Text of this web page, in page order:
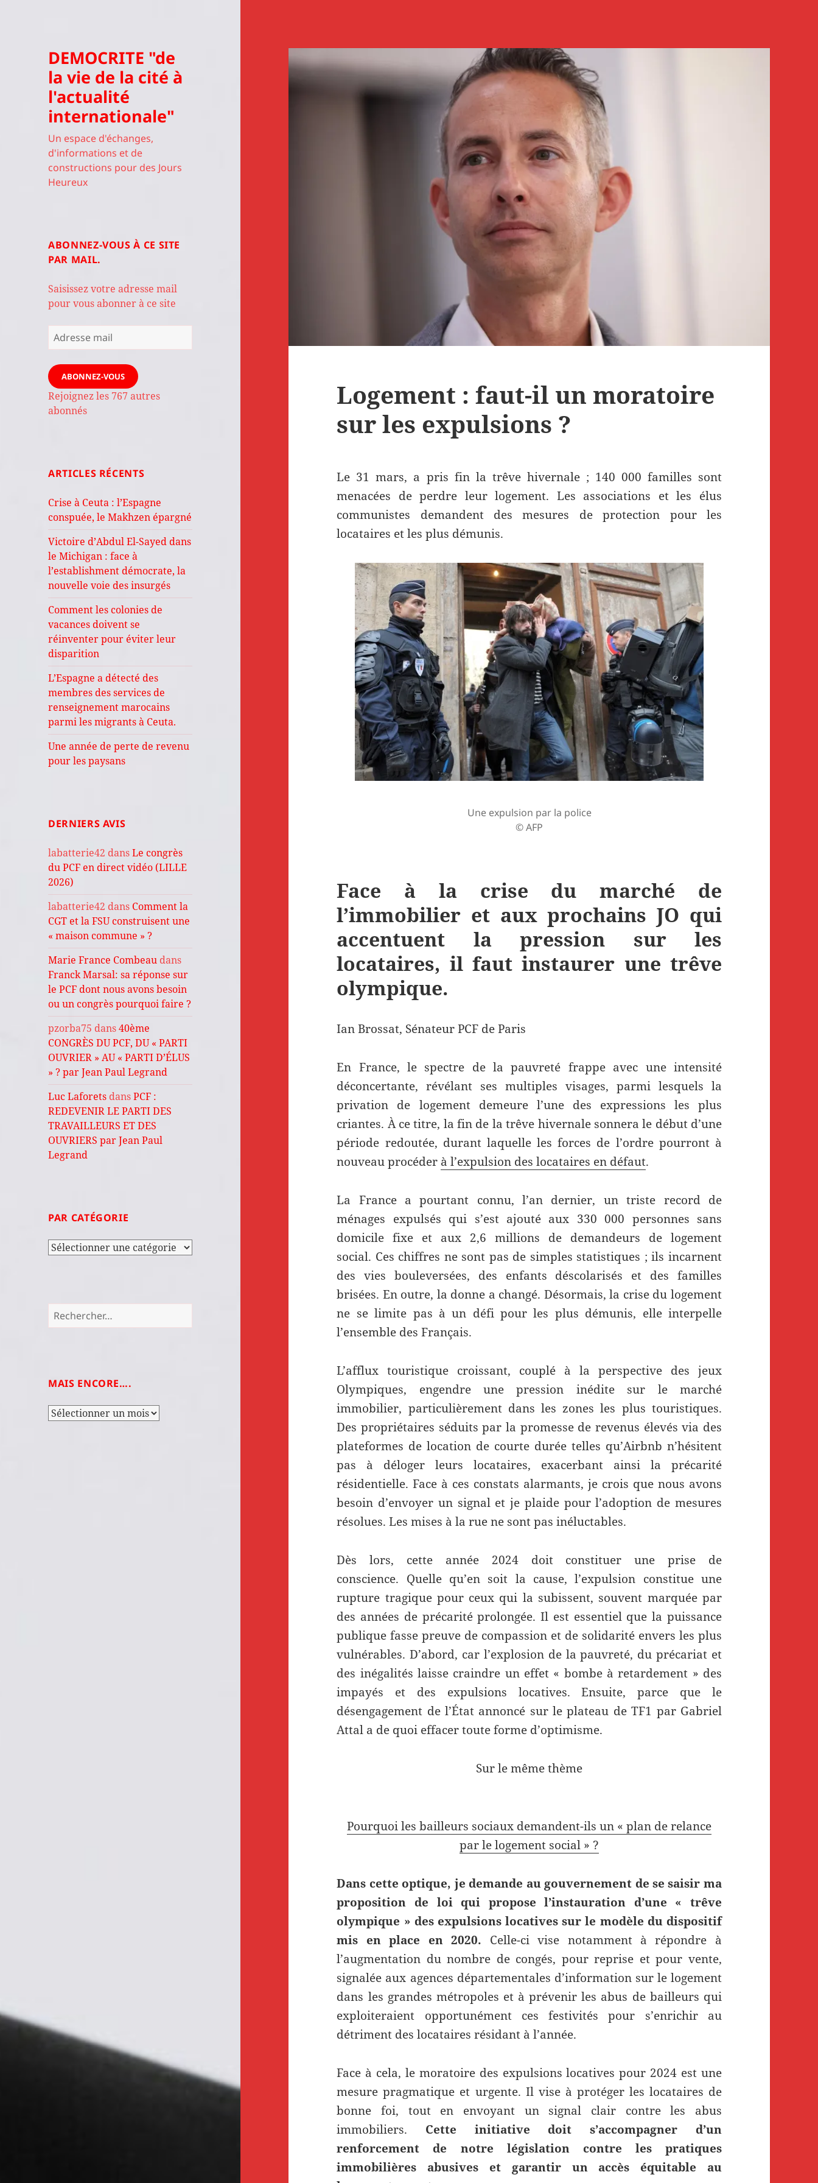
DEMOCRITE "de
la vie de la cité à
l'actualité
internationale"
Un espace d'échanges,
d'informations et de
constructions pour des Jours
Heureux
ABONNEZ-VOUS À CE SITE
PAR MAIL.
Saisissez votre adresse mail
pour vous abonner à ce site
Adresse
mail
ABONNEZ-VOUS
Rejoignez les 767 autres
abonnés
ARTICLES RÉCENTS
Crise à Ceuta : l’Espagne
conspuée, le Makhzen épargné
Victoire d’Abdul El-Sayed dans
le Michigan : face à
l’establishment démocrate, la
nouvelle voie des insurgés
Comment les colonies de
vacances doivent se
réinventer pour éviter leur
disparition
L’Espagne a détecté des
membres des services de
renseignement marocains
parmi les migrants à Ceuta.
Une année de perte de revenu
pour les paysans
DERNIERS AVIS
labatterie42 dansLe congrès
du PCF en direct vidéo (LILLE
2026)
labatterie42 dans Comment la
CGT et la FSU construisent une
« maison commune » ?
Marie France Combeau dans
Franck Marsal: sa réponse sur
le PCF dont nous avons besoin
ou un congrès pourquoi faire ?
pzorba75 dans40ème
CONGRÈS DU PCF, DU « PARTI
OUVRIER » AU « PARTI D’ÉLUS
» ? par Jean Paul Legrand
Luc Laforets dansPCF :
REDEVENIR LE PARTI DES
TRAVAILLEURS ET DES
OUVRIERS par Jean Paul
Legrand
PAR CATÉGORIE
Par
Rechercher :
MAIS ENCORE….
Mais
Logement : faut-il un moratoire
sur les expulsions ?
Le 31 mars, a pris fin la trêve hivernale ; 140 000 familles sont
menacées de perdre leur logement. Les associations et les élus
communistes demandent des mesures de protection pour les
locataires et les plus démunis.
Une expulsion par la police
© AFP
Face à la crise du marché de
l’immobilier et aux prochains JO qui
accentuent la pression sur les
locataires, il faut instaurer une trêve
olympique.
Ian Brossat, Sénateur PCF de Paris
En France, le spectre de la pauvreté frappe avec une intensité
déconcertante, révélant ses multiples visages, parmi lesquels la
privation de logement demeure l’une des expressions les plus
criantes. À ce titre, la fin de la trêve hivernale sonnera le début d’une
période redoutée, durant laquelle les forces de l’ordre pourront à
nouveau procéder à l’expulsion des locataires en défaut.
La France a pourtant connu, l’an dernier, un triste record de
ménages expulsés qui s’est ajouté aux 330 000 personnes sans
domicile fixe et aux 2,6 millions de demandeurs de logement
social. Ces chiffres ne sont pas de simples statistiques ; ils incarnent
des vies bouleversées, des enfants déscolarisés et des familles
brisées. En outre, la donne a changé. Désormais, la crise du logement
ne se limite pas à un défi pour les plus démunis, elle interpelle
l’ensemble des Français.
L’afflux touristique croissant, couplé à la perspective des jeux
Olympiques, engendre une pression inédite sur le marché
immobilier, particulièrement dans les zones les plus touristiques.
Des propriétaires séduits par la promesse de revenus élevés via des
plateformes de location de courte durée telles qu’Airbnb n’hésitent
pas à déloger leurs locataires, exacerbant ainsi la précarité
résidentielle. Face à ces constats alarmants, je crois que nous avons
besoin d’envoyer un signal et je plaide pour l’adoption de mesures
résolues. Les mises à la rue ne sont pas inéluctables.
Dès lors, cette année 2024 doit constituer une prise de
conscience. Quelle qu’en soit la cause, l’expulsion constitue une
rupture tragique pour ceux qui la subissent, souvent marquée par
des années de précarité prolongée. Il est essentiel que la puissance
publique fasse preuve de compassion et de solidarité envers les plus
vulnérables. D’abord, car l’explosion de la pauvreté, du précariat et
des inégalités laisse craindre un effet « bombe à retardement » des
impayés et des expulsions locatives. Ensuite, parce que le
désengagement de l’État annoncé sur le plateau de TF1 par Gabriel
Attal a de quoi effacer toute forme d’optimisme.
Sur le même thème
Pourquoi les bailleurs sociaux demandent-ils un « plan de relance
par le logement social » ?
Dans cette optique, je demande au gouvernement de se saisir ma
proposition de loi qui propose l’instauration d’une « trêve
olympique » des expulsions locatives sur le modèle du dispositif
mis en place en 2020. Celle-ci vise notamment à répondre à
l’augmentation du nombre de congés, pour reprise et pour vente,
signalée aux agences départementales d’information sur le logement
dans les grandes métropoles et à prévenir les abus de bailleurs qui
exploiteraient opportunément ces festivités pour s’enrichir au
détriment des locataires résidant à l’année.
Face à cela, le moratoire des expulsions locatives pour 2024 est une
mesure pragmatique et urgente. Il vise à protéger les locataires de
bonne foi, tout en envoyant un signal clair contre les abus
immobiliers. Cette initiative doit s’accompagner d’un
renforcement de notre législation contre les pratiques
immobilières abusives et garantir un accès équitable au